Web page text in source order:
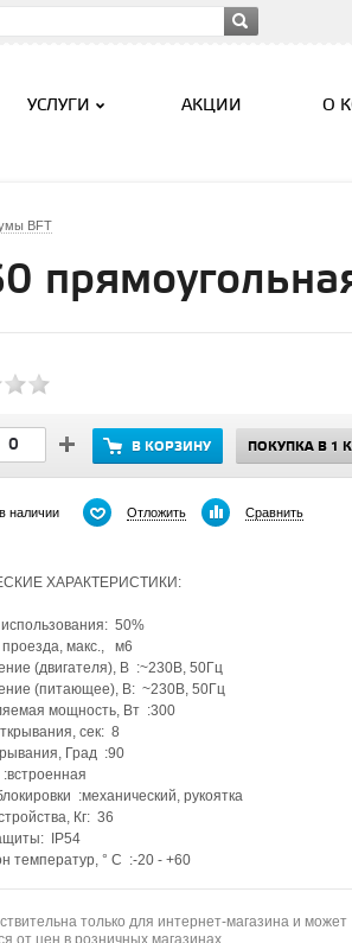
УСЛУГИ АКЦИИ О
BFT
В КОРЗИНУ ПОКУПКА В 1
в наличии Отложить Сравнить
ХАРАКТЕРИСТИКИ:
50%
макс., м6
(двигателя), В :~230В, 50Гц
(питающее), В: ~230В, 50Гц
мощность, Вт :300
сек: 8
Град :90
:механический, рукоятка
Кг: 36
IP54
температур, ° C :-20 - +60
только для интернет-магазина и может
от цен в розничных магазинах